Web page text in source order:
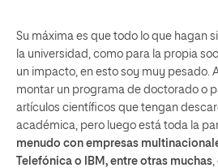
Su máxima es que todo lo que hagan
la universidad, como para la propia
un impacto, en esto soy muy pesado.
montar un programa de doctorado o
artículos científicos que tengan
académica, pero luego está toda la
menudo con empresas
Telefónica o IBM, entre otras muchas